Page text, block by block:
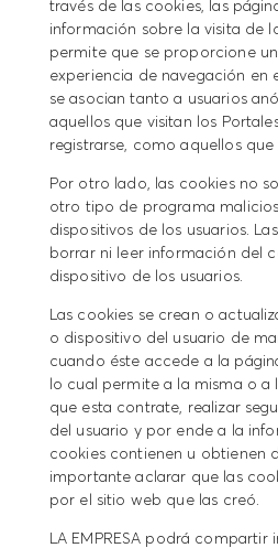
través de las cookies, las
información sobre la visita de
permite que se proporcione
experiencia de navegación en
se asocian tanto a usuarios
aquellos que visitan los
registrarse, como aquellos que
Por otro lado, las cookies no
otro tipo de programa
dispositivos de los usuarios.
borrar ni leer información del
dispositivo de los usuarios.
Las cookies se crean o
o dispositivo del usuario de
cuando éste accede a la
lo cual permite a la misma o a
que esta contrate, realizar
del usuario y por ende a la
cookies contienen u obtienen
importante aclarar que las
por el sitio web que las creó.
LA EMPRESA podrá